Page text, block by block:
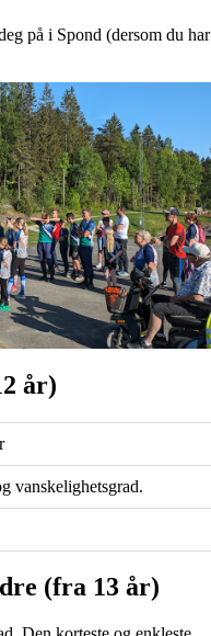
på i Spond (dersom du har
år)
vanskelighetsgrad.
(fra 13 år)